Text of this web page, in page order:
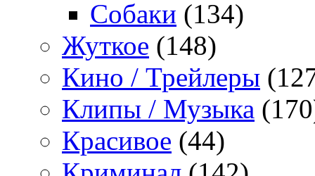
Собаки (134)
Жуткое (148)
Кино / Трейлеры
Клипы / Музыка
Красивое (44)